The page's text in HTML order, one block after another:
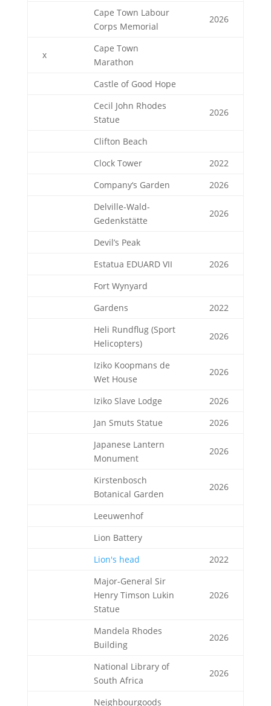
Cape Town Labour
Corps Memorial
2026
x
Cape Town
Marathon
Castle of Good Hope
Cecil John Rhodes
Statue
2026
Clifton Beach
Clock Tower
2022
Company‘s Garden
2026
Delville-Wald-
Gedenkstätte
2026
Devil’s Peak
Estatua EDUARD VII
2026
Fort Wynyard
Gardens
2022
Heli Rundflug (Sport
Helicopters)
2026
Iziko Koopmans de
Wet House
2026
Iziko Slave Lodge
2026
Jan Smuts Statue
2026
Japanese Lantern
Monument
2026
Kirstenbosch
Botanical Garden
2026
Leeuwenhof
Lion Battery
Lion's head
2022
Major-General Sir
Henry Timson Lukin
Statue
2026
Mandela Rhodes
Building
2026
National Library of
South Africa
2026
Neighbourgoods